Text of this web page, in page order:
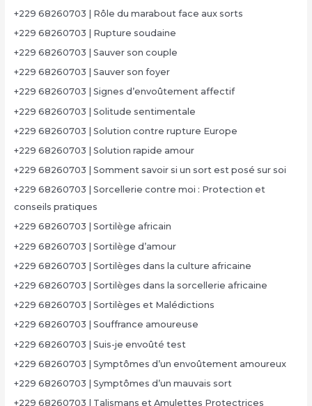
+229 68260703 | Rôle du marabout face aux sorts
+229 68260703 | Rupture soudaine
+229 68260703 | Sauver son couple
+229 68260703 | Sauver son foyer
+229 68260703 | Signes d’envoûtement affectif
+229 68260703 | Solitude sentimentale
+229 68260703 | Solution contre rupture Europe
+229 68260703 | Solution rapide amour
+229 68260703 | Somment savoir si un sort est posé sur soi
+229 68260703 | Sorcellerie contre moi : Protection et
conseils pratiques
+229 68260703 | Sortilège africain
+229 68260703 | Sortilège d’amour
+229 68260703 | Sortilèges dans la culture africaine
+229 68260703 | Sortilèges dans la sorcellerie africaine
+229 68260703 | Sortilèges et Malédictions
+229 68260703 | Souffrance amoureuse
+229 68260703 | Suis-je envoûté test
+229 68260703 | Symptômes d’un envoûtement amoureux
+229 68260703 | Symptômes d’un mauvais sort
+229 68260703 | Talismans et Amulettes Protectrices